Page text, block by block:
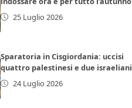
25 Luglio 2026
Sparatoria in Cisgiordania: uccisi
quattro palestinesi e due israeliani
24 Luglio 2026